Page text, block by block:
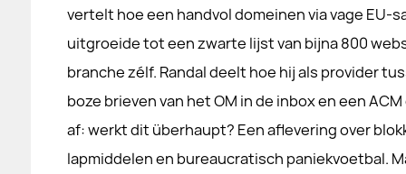
vertelt hoe een handvol domeinen via vage EU-
uitgroeide tot een zwarte lijst van bijna 800
branche zélf. Randal deelt hoe hij als provider
boze brieven van het OM in de inbox en een
af: werkt dit überhaupt? Een aflevering over
lapmiddelen en bureaucratisch paniekvoetbal.